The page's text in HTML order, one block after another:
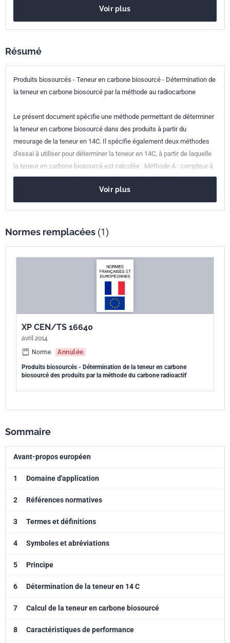
Codes ICS
13.020.55
83.040.01Matières premières pour les élastomères et les
plastiques en général
classement
X85-002
Numéro de tirage 2 - septembre 2017
Parenté
européenne
EN 16640:2017
Voir plus
Résumé
Produits biosourcés - Teneur en carbone biosourcé - Détermination de
la teneur en carbone biosourcé par la méthode au radiocarbone
Le présent document spécifie une méthode permettant de déterminer
la teneur en carbone biosourcé dans des produits à partir du
mesurage de la teneur en 14C. Il spécifie également deux méthodes
d'essai à utiliser pour déterminer la teneur en 14C, à partir de laquelle
la teneur en carbone biosourcé est calculée : Méthode A : compteur à
scintillation liquide (CSL) ; Méthode B : spectrométrie de masse par
accélérateur (SMA) . Une troisième méthode, Méthode C : ionisation
bêta (IB) peut être également utilisée pour déterminer la teneur en
masse d'échantillon ou en fraction de la teneur en carbone total. Cette
Voir plus
Normes remplacées (1)
XP CEN/TS 16640
avril 2014
Norme
Annulée
Produits biosourcés - Détermination de la teneur en carbone
biosourcé des produits par la méthode du carbone radioactif
Sommaire
Avant-propos européen
1 Domaine d'application
2 Références normatives
3 Termes et définitions
4 Symboles et abréviations
5 Principe
6 Détermination de la teneur en 14 C
7 Calcul de la teneur en carbone biosourcé
8 Caractéristiques de performance